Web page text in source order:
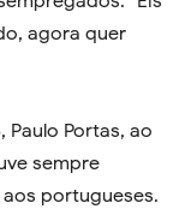
agora quer
Portas, ao
sempre
portugueses.